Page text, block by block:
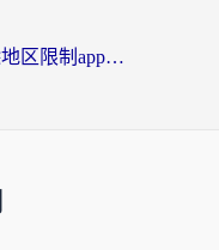
海外党追剧必备：手机解除地区限制app怎么选？解决央视视频&国内剧地区限制全指南